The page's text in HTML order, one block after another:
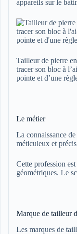
appareils sur le
Tailleur de pierre
tracer son bloc à
pointe et d’une
Le métier
La connaissance
méticuleux et
Cette profession
géométriques. Le
Marque de tailleur
Les marques de